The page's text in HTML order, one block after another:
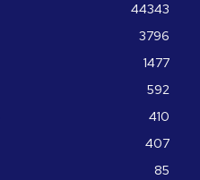
44343
3796
1477
592
410
407
85